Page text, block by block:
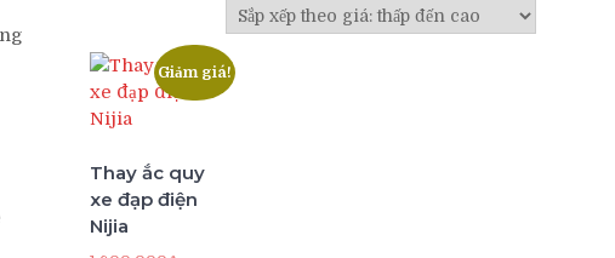
Giảm giá!
Thay ắc quy
xe đạp điện
Nijia